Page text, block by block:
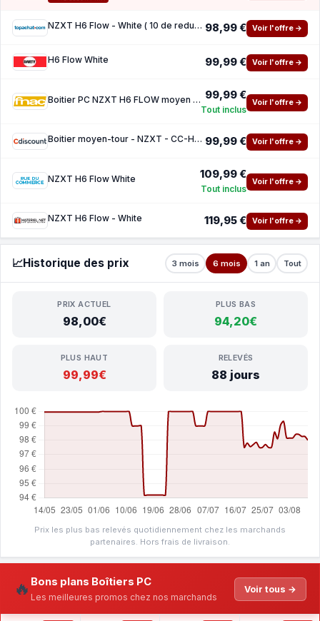
NZXT H6 Flow - White ( 10 de reduction avec le code promo KOO ) 98,99 € Voir l'offre →
H6 Flow White 99,99 € Voir l'offre →
Boitier PC NZXT H6 FLOW moyen tour White avec panneau lateral et avant verre trempe 99,99 €
Tout inclus
Voir l'offre →
Boitier moyen-tour - NZXT - CC-H61FW-01 - H6 Flow - Double chambre - Refroidissement par a 99,99 € Voir l'offre →
NZXT H6 Flow White 109,99 €
Tout inclus
Voir l'offre →
NZXT H6 Flow - White 119,95 € Voir l'offre →
📈Historique des prix 3 mois 6 mois 1 an Tout
PRIX ACTUEL
98,00€
PLUS BAS
94,20€
PLUS HAUT
99,99€
RELEVÉS
88 jours
Prix les plus bas relevés quotidiennement chez les marchands
partenaires. Hors frais de livraison.
🔥 Bons plans Boîtiers PC
Les meilleures promos chez nos marchands
Voir tous →